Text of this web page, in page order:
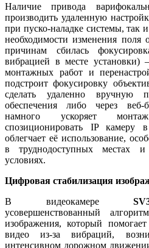
Наличие привода
производить удаленную
при пуско-наладке системы, так
необходимости изменения
причинам сбилась
вибрацией в месте установки)
монтажных работ и
подстроит фокусировку
сделать удаленно вручную
обеспечения либо через веб-
намного ускоряет
спозиционировать IP
облегчает её использование,
в труднодоступных местах
условиях.
Цифровая стабилизация
В видеокамере
усовершенствованный
изображения, который
видео из-за вибраций,
интенсивном дорожном